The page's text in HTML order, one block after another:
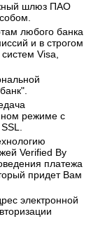
шлюз ПАО
любого банка
и в строгом
Visa,
режиме с
Verified By
платежа
придет Вам
электронной